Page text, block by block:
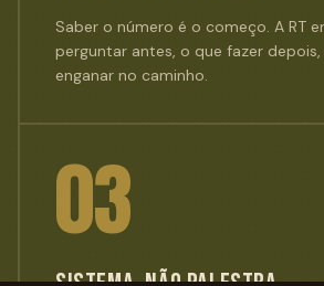
Saber o número é o começo. A RT
perguntar antes, o que fazer
enganar no caminho.
03